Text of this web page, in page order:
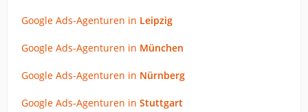
Google Ads-Agenturen in Leipzig
Google Ads-Agenturen in München
Google Ads-Agenturen in Nürnberg
Google Ads-Agenturen in Stuttgart